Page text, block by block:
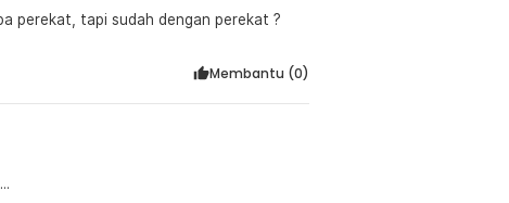
perekat, tapi sudah dengan perekat ?
Membantu (0)